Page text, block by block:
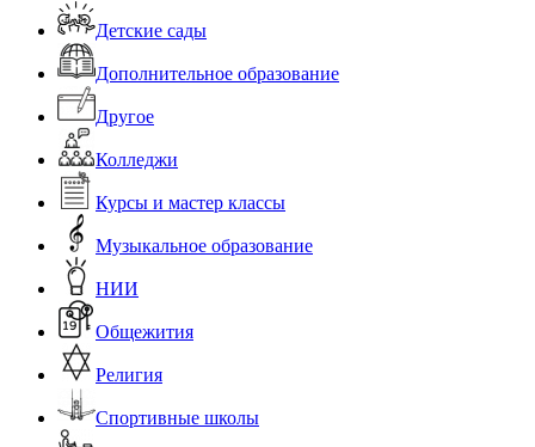
Детские сады
Дополнительное образование
Другое
Колледжи
Курсы и мастер классы
Музыкальное образование
НИИ
Общежития
Религия
Спортивные школы